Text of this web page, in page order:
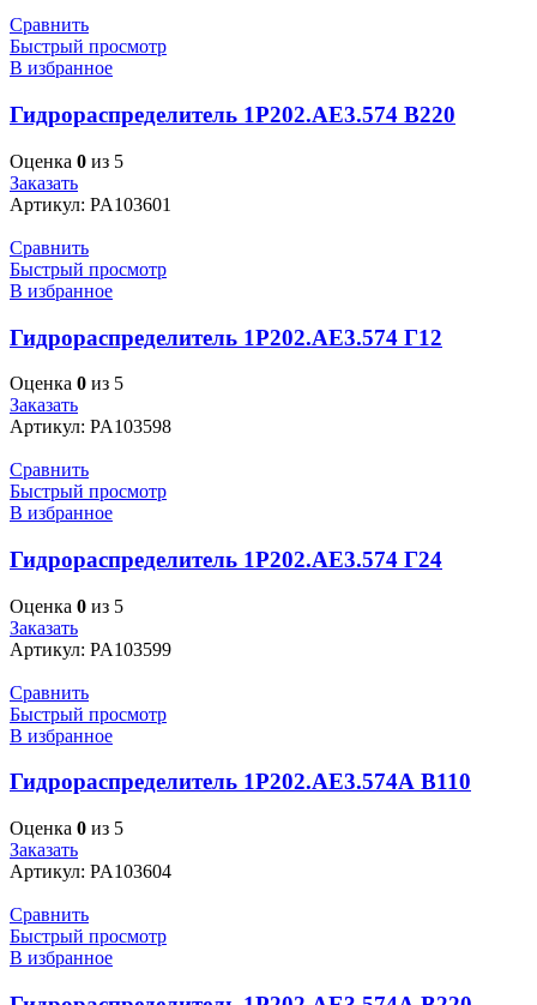
Сравнить
Быстрый просмотр
В избранное
Гидрораспределитель 1Р202.АЕ3.574 В220
Оценка 0 из 5
Заказать
Артикул: PA103601
Сравнить
Быстрый просмотр
В избранное
Гидрораспределитель 1Р202.АЕ3.574 Г12
Оценка 0 из 5
Заказать
Артикул: PA103598
Сравнить
Быстрый просмотр
В избранное
Гидрораспределитель 1Р202.АЕ3.574 Г24
Оценка 0 из 5
Заказать
Артикул: PA103599
Сравнить
Быстрый просмотр
В избранное
Гидрораспределитель 1Р202.АЕ3.574А В110
Оценка 0 из 5
Заказать
Артикул: PA103604
Сравнить
Быстрый просмотр
В избранное